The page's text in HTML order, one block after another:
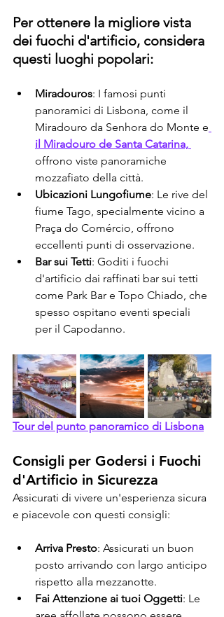
Per ottenere la migliore vista
dei fuochi d'artificio, considera
questi luoghi popolari:
Miradouros: I famosi punti
panoramici di Lisbona, come il
Miradouro da Senhora do Monte e
il Miradouro de Santa Catarina,
offrono viste panoramiche
mozzafiato della città.
Ubicazioni Lungofiume: Le rive del
fiume Tago, specialmente vicino a
Praça do Comércio, offrono
eccellenti punti di osservazione.
Bar sui Tetti: Goditi i fuochi
d'artificio dai raffinati bar sui tetti
come Park Bar e Topo Chiado, che
spesso ospitano eventi speciali
per il Capodanno.
Tour del punto panoramico di Lisbona
Consigli per Godersi i Fuochi
d'Artificio in Sicurezza
Assicurati di vivere un'esperienza sicura
e piacevole con questi consigli:
Arriva Presto: Assicurati un buon
posto arrivando con largo anticipo
rispetto alla mezzanotte.
Fai Attenzione ai tuoi Oggetti: Le